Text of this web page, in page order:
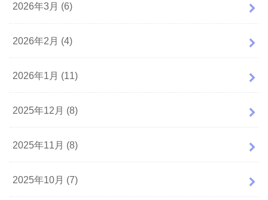
2026年3月 (6)
2026年2月 (4)
2026年1月 (11)
2025年12月 (8)
2025年11月 (8)
2025年10月 (7)